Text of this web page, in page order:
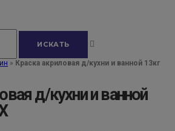
» Краска акриловая д/кухни и ванной 13кг
д/кухни и ванной